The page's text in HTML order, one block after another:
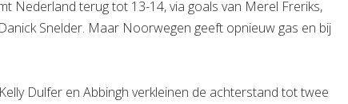
Nederland terug tot 13-14, via goals van Merel Freriks,
Snelder. Maar Noorwegen geeft opnieuw gas en bij
Dulfer en Abbingh verkleinen de achterstand tot twee